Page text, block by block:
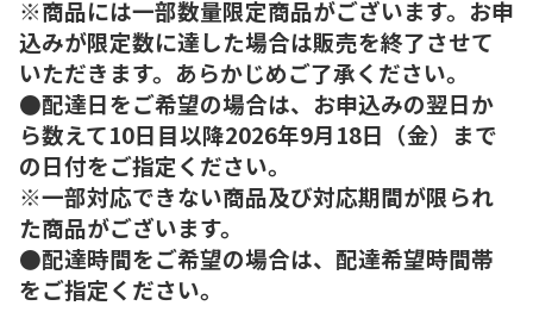
※商品には一部数量限定商品がございます。お申
込みが限定数に達した場合は販売を終了させて
いただきます。あらかじめご了承ください。
●配達日をご希望の場合は、お申込みの翌日か
ら数えて10日目以降2026年9月18日（金）まで
の日付をご指定ください。
※一部対応できない商品及び対応期間が限られ
た商品がございます。
●配達時間をご希望の場合は、配達希望時間帯
をご指定ください。